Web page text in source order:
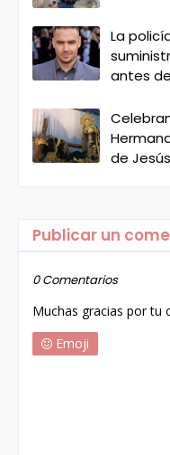
La
antes
de
Publicar un
0 Comentarios
Muchas gracias por tu
Emoji